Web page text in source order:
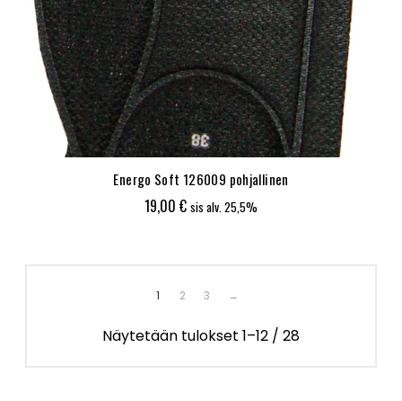
Energo Soft 126009 pohjallinen
19,00 € sis alv. 25,5%
1 2 3 →
Näytetään tulokset 1–12 / 28